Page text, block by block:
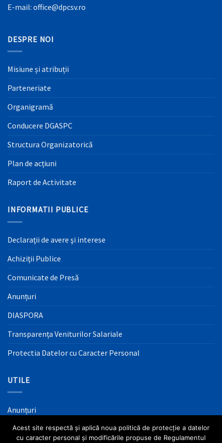
E-mail: office@dpcsv.ro
DESPRE NOI
Misiune și atribuții
Parteneriate
Organigramă
Conducere DGASPC
Structura Organizatorică
Plan de acțiuni
Raport de Activitate
INFORMATII PUBLICE
Declaraţii de avere şi interese
Achiziţii Publice
Comunicate de Presă
Anunțuri
DIASPORA
Transparența Veniturilor Salariale
Protectia Datelor cu Caracter Personal
UTILE
Anunțuri
Mass Media
Acest site respectă și aplică noua politică de protecție a datelor
cu caracter personal și modificările propuse de Regulamentul